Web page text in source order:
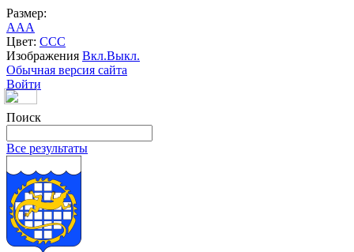
Размер:
AAA
Цвет: CCC
Изображения Вкл.Выкл.
Обычная версия сайта
Войти
Поиск
Все результаты